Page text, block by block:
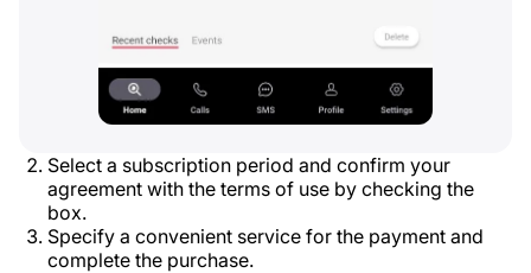
Select a subscription period and confirm your
agreement with the terms of use by checking the
box.
Specify a convenient service for the payment and
complete the purchase.